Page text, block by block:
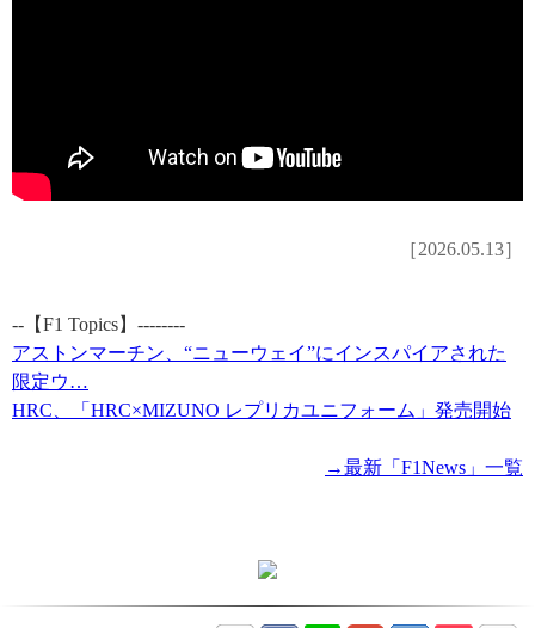
［2026.05.13］
--【F1 Topics】--------
アストンマーチン、“ニューウェイ”にインスパイアされた
限定ウ…
HRC、「HRC×MIZUNO レプリカユニフォーム」発売開始
→最新「F1News」一覧